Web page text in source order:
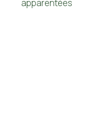
apparentées